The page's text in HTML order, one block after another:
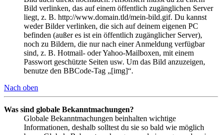
Bild verlinken, das auf einem öffentlich zugänglichen Server
liegt, z. B. http://www.domain.tld/mein-bild.gif. Du kannst
weder Bilder verlinken, die sich auf deinem eigenen PC
befinden (außer es ist ein öffentlich zugänglicher Server),
noch zu Bildern, die nur nach einer Anmeldung verfügbar
sind, z. B. Hotmail- oder Yahoo-Mailboxen, mit einem
Passwort geschützte Seiten usw. Um das Bild anzuzeigen,
benutze den BBCode-Tag „[img]“.
Nach oben
Was sind globale Bekanntmachungen?
Globale Bekanntmachungen beinhalten wichtige
Informationen, deshalb solltest du sie so bald wie möglich